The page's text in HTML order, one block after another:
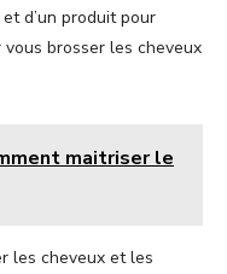
d’un produit pour
brosser les cheveux
maitriser le
les cheveux et les